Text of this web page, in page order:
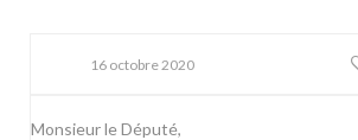
16 octobre 2020
Monsieur le Député,